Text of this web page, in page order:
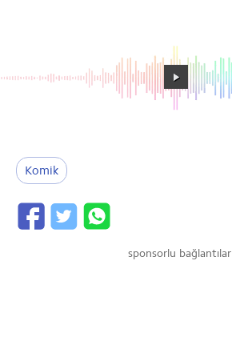
Komik
sponsorlu bağlantılar